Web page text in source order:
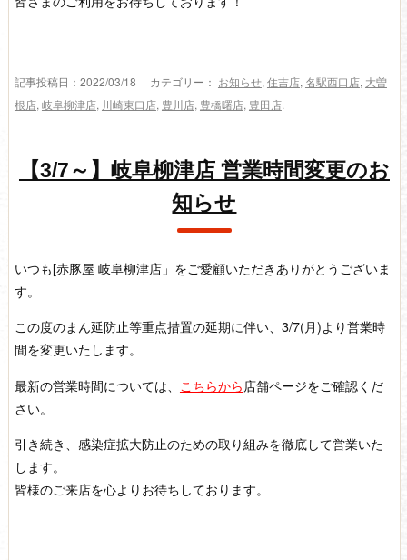
記事投稿日：2022/03/18 カテゴリー： お知らせ, 住吉店, 名駅西口店, 大曽
根店, 岐阜柳津店, 川崎東口店, 豊川店, 豊橋曙店, 豊田店.
【3/7～】岐阜柳津店 営業時間変更のお
知らせ
いつも[赤豚屋 岐阜柳津店」をご愛顧いただきありがとうございま
す。
この度のまん延防止等重点措置の延期に伴い、3/7(月)より営業時
間を変更いたします。
最新の営業時間については、 こちらから店舗ページをご確認くだ
さい。
引き続き、感染症拡大防止のための取り組みを徹底して営業いた
します。
皆様のご来店を心よりお待ちしております。